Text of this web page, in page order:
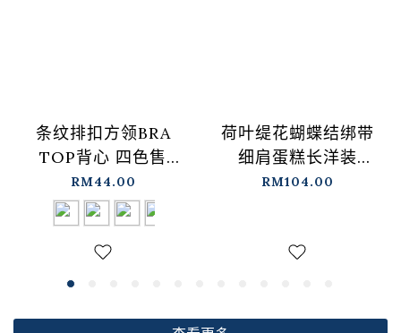
条纹排扣方领BRA
TOP背心 四色售
【01041964】现+预
RM44.00
荷叶缇花蝴蝶结绑带
细肩蛋糕长洋装
【01087332】现+预
RM104.00